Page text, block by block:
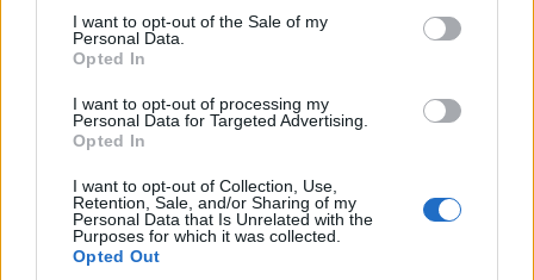
consent section.
I want to opt-out of the Sale of my
Personal Data.
Opted In
I want to opt-out of processing my
Personal Data for Targeted Advertising.
Opted In
I want to opt-out of Collection, Use,
Retention, Sale, and/or Sharing of my
Personal Data that Is Unrelated with the
Purposes for which it was collected.
Opted Out
ellátásbiztonság és a szolgáltatásminőség javítása, illetve a meglévő
infrastruktúra modernizálása mellett a beruházások célja, hogy lehetővé
tegyék az elosztóhálózatok intelligens felügyeletét és vezérlését,
valamint az egyre növekvő számú megújuló energiatermelő hálózatra
A kisbéri alállomás - a korábban átadott gyermelyi egységgel
megegyezően - teljesen automatizált, minden berendezése távolról
elérhető és kapcsolható, valamint 100 százalékban távolról, kezelő